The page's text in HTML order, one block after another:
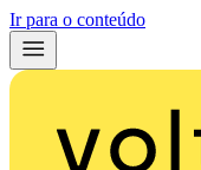
Ir para o conteúdo